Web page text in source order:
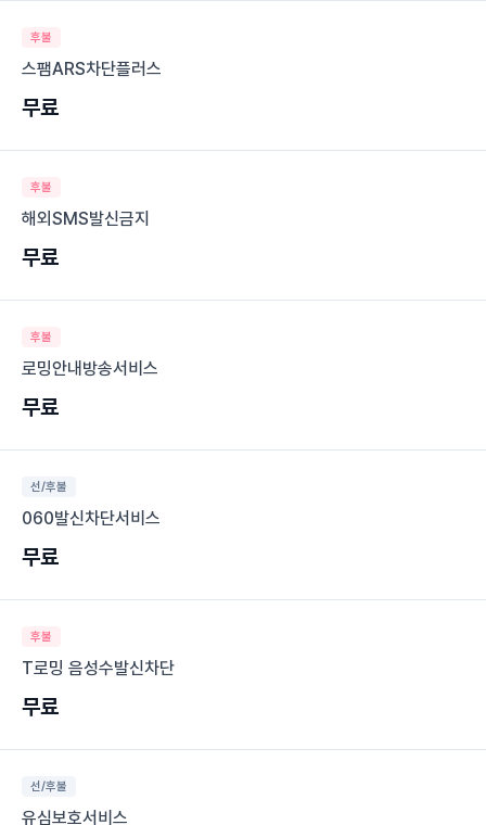
후불
스팸ARS차단플러스
무료
후불
해외SMS발신금지
무료
후불
로밍안내방송서비스
무료
선/후불
060발신차단서비스
무료
후불
T로밍 음성수발신차단
무료
선/후불
유심보호서비스